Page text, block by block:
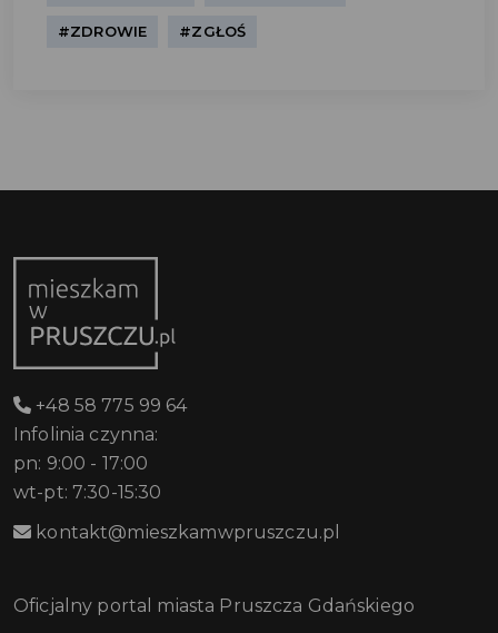
#ZDROWIE #ZGŁOŚ
+48 58 775 99 64
Infolinia czynna:
pn: 9:00 - 17:00
wt-pt: 7:30-15:30
kontakt@mieszkamwpruszczu.pl
Oficjalny portal miasta Pruszcza Gdańskiego